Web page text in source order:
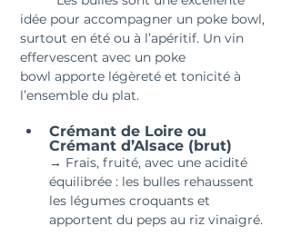
idée pour accompagner un poke bowl,
surtout en été ou à l’apéritif. Un vin
effervescent avec un poke
bowl apporte légèreté et tonicité à
l’ensemble du plat.
Crémant de Loire ou
Crémant d’Alsace (brut)
→ Frais, fruité, avec une acidité
équilibrée : les bulles rehaussent
les légumes croquants et
apportent du peps au riz vinaigré.